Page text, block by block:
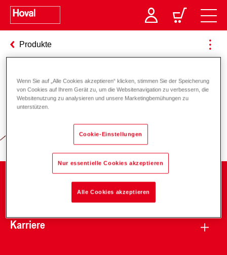
Produkte
Verantwortung für Energie und
Karriere
Wenn Sie auf „Alle Cookies akzeptieren“ klicken, stimmen Sie der Speicherung
von Cookies auf Ihrem Gerät zu, um die Websitenavigation zu verbessern, die
Websitenutzung zu analysieren und unsere Marketingbemühungen zu
unterstützen.
Cookie-Einstellungen
Nur essentielle Cookies akzeptieren
Alle Cookies akzeptieren